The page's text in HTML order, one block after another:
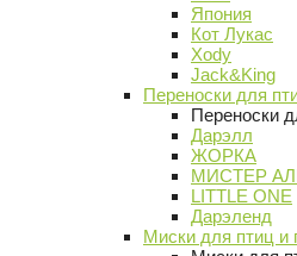
Япония
Кот Лукас
Xody
Jack&King
Переноски для
Переноски
Дарэлл
ЖОРКА
МИСТЕР
LITTLE ONE
Дарэленд
Миски для птиц и